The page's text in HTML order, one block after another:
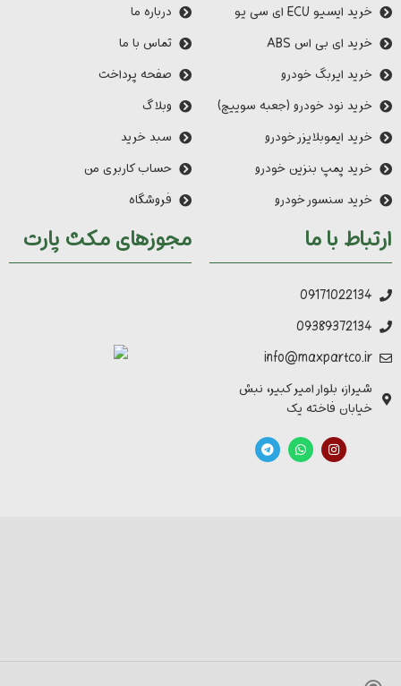
خرید ایسیو ECU ای سی یو
خرید ای بی اس ABS
خرید ایربگ خودرو
خرید نود خودرو (جعبه سوییچ)
خرید ایموبلایزر خودرو
خرید پمپ بنزین خودرو
خرید سنسور خودرو
درباره ما
تماس با ما
صفحه پرداخت
وبلاگ
سبد خرید
حساب کاربری من
فروشگاه
ارتباط با ما
09171022134
09389372134
info@maxpartco.ir
شیراز، بلوار امیر کبیر، نبش
خیابان فاخته یک
مجوزهای مکث پارت